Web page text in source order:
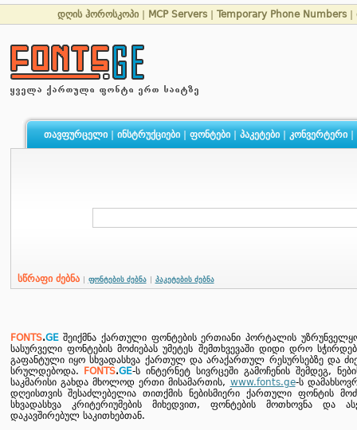
დღის ჰოროსკოპი MCP Servers Temporary Phone Numbers
თავფურცელი| ინსტრუქციები| ფონტები| პაკეტები| კონვერტერი|
სწრაფი ძებნა ფონტების ძებნა პაკეტების ძებნა
FONTS.GEშეიქმნა ქართული ფონტების ერთიანი პორტალის
სასურველი ფონტების მოძიებას უმეტეს შემთხვევაში დიდი დრო
გაფანტული იყო სხვადასხვა ქართულ და არაქართულ რესურსებზე და
სრულდებოდა.
FONTS.GE-ს ინტერნეტ სივრცეში გამოჩენის შემდეგ,
საკმარისი გახდა მხოლოდ ერთი მისამართის, www.fonts.ge-ს
დღეისთვის შესაძლებელია თითქმის ნებისმიერი ქართული ფონტის
სხვადასხვა კრიტერიუმების მიხედვით, ფონტების მოთხოვნა და
დაკავშირებულ საკითხებთან.